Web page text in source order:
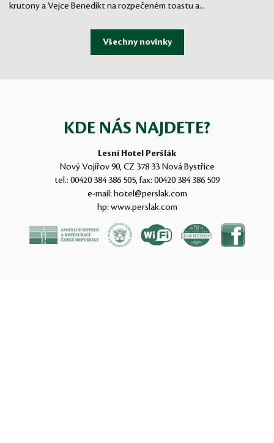
krutony a Vejce Benedikt na rozpečeném toastu a...
KDE NÁS NAJDETE?
Lesní Hotel Peršlák
Nový Vojířov 90, CZ 378 33 Nová Bystřice
tel.: 00420 384 386 505, fax: 00420 384 386 509
e-mail: hotel@perslak.com
hp: www.perslak.com